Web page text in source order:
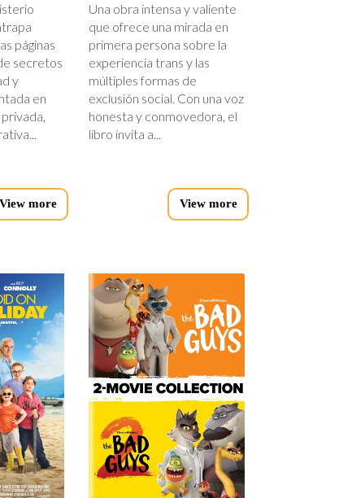
páginas
secretos
y
en
privada,
View more
Una obra intensa y valiente
que ofrece una mirada en
primera persona sobre la
experiencia trans y las
múltiples formas de
exclusión social. Con una voz
honesta y conmovedora, el
libro invita a...
View more
the-
bad-
guys